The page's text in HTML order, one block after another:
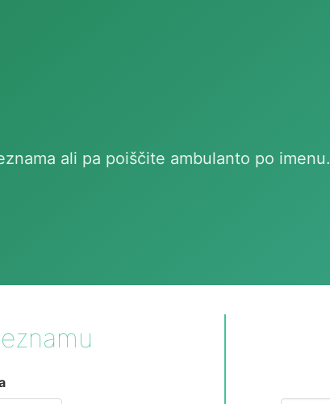
ali pa poiščite ambulanto po imenu.